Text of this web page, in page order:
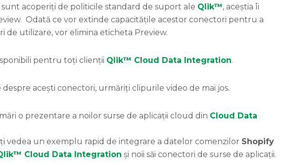
sunt acoperiți de politicile standard de suport ale Qlik™, aceștia îi
Odată ce vor extinde capacitățile acestor conectori pentru a
de utilizare, vor elimina eticheta Preview.
pentru toți clienții Qlik™ Cloud Data Integration.
acești conectori, urmăriți clipurile video de mai jos.
o prezentare a noilor surse de aplicații cloud din Cloud Data
vedea un exemplu rapid de integrare a datelor comenzilor Shopify
Cloud Data Integration și noii săi conectori de surse de aplicații.